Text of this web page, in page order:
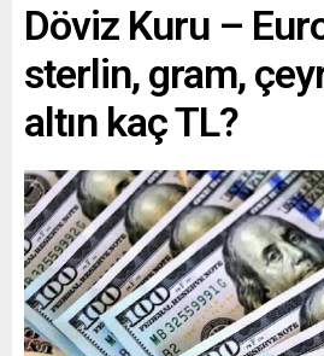
Döviz Kuru –
sterlin, gram,
altın kaç TL?